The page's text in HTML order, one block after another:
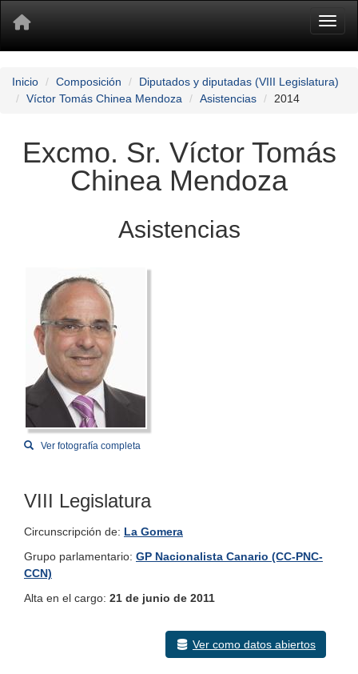
Inicio Composición
Diputados y diputadas (VIII Legislatura)
Víctor Tomás Chinea Mendoza
Asistencias 2014
Excmo. Sr. Víctor Tomás
Chinea Mendoza
Asistencias
Ver fotografía completa
VIII Legislatura
Circunscripción de: La Gomera
Grupo parlamentario: GP Nacionalista Canario (CC-PNC-
CCN)
Alta en el cargo: 21 de junio de 2011
Ver como datos abiertos